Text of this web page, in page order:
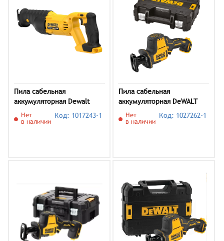
Пила сабельная
аккумуляторная Dewalt
DCS380N-XJ
Нет
в наличии
Код: 1017243-1
Пила сабельная
аккумуляторная DeWALT
DCS312NT-XJ (кейс, без АКБ
и ЗУ)
Нет
в наличии
Код: 1027262-1